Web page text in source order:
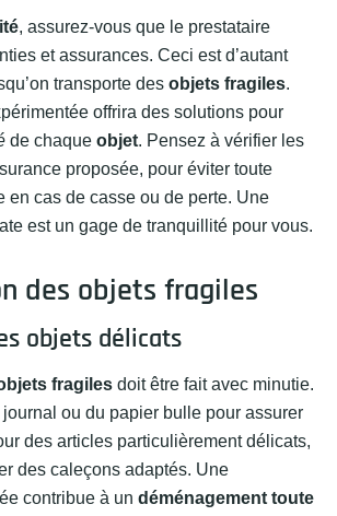
, assurez-vous que le prestataire
et assurances. Ceci est d’autant
transporte des objets fragiles.
offrira des solutions pour
de chaque objet. Pensez à vérifier les
proposée, pour éviter toute
en cas de casse ou de perte. Une
est un gage de tranquillité pour vous.
des objets fragiles
objets délicats
fragiles doit être fait avec minutie.
ou du papier bulle pour assurer
des articles particulièrement délicats,
des caleçons adaptés. Une
contribue à un déménagement toute